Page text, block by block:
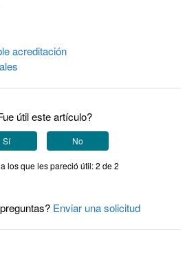
acreditación
útil este artículo?
Sí No
los que les pareció útil: 2 de 2
Enviar una solicitud